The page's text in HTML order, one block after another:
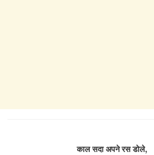
काल सदा अपने रस डोले,